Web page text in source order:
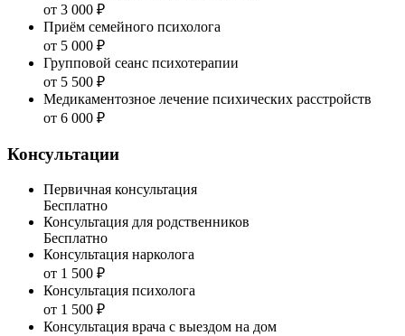
от 3 000 ₽
Приём семейного психолога
от 5 000 ₽
Групповой сеанс психотерапии
от 5 500 ₽
Медикаментозное лечение психических расстройств
от 6 000 ₽
Консультации
Первичная консультация
Бесплатно
Консультация для родственников
Бесплатно
Консультация нарколога
от 1 500 ₽
Консультация психолога
от 1 500 ₽
Консультация врача с выездом на дом